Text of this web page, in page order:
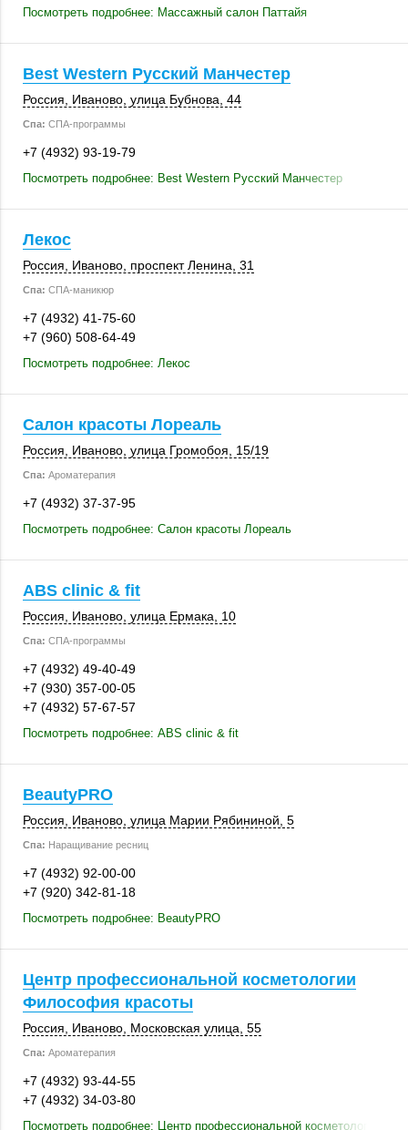
Посмотреть подробнее: Массажный салон Паттайя
Best Western Русский Манчестер
Россия Иваново улица Бубнова, 44
Спа: СПА-программы
+7 (4932) 93-19-79
Посмотреть подробнее: Best Western Русский Манчестер
Лекос
Россия Иваново проспект Ленина, 31
Спа: СПА-маникюр
+7 (4932) 41-75-60
+7 (960) 508-64-49
Посмотреть подробнее: Лекос
Салон красоты Лореаль
Россия Иваново улица Громобоя 15/19
Спа: Ароматерапия
+7 (4932) 37-37-95
Посмотреть подробнее: Салон красоты Лореаль
ABS clinic & fit
Россия Иваново улица Ермака, 10
Спа: СПА-программы
+7 (4932) 49-40-49
+7 (930) 357-00-05
+7 (4932) 57-67-57
Посмотреть подробнее: ABS clinic & fit
BeautyPRO
Россия Иваново , улица Марии Рябининой, 5
Спа: Наращивание ресниц
+7 (4932) 92-00-00
+7 (920) 342-81-18
Посмотреть подробнее: BeautyPRO
Центр профессиональной косметологии
Философия красоты
Россия Иваново , Московская улица, 55
Спа: Ароматерапия
+7 (4932) 93-44-55
+7 (4932) 34-03-80
Посмотреть подробнее: Центр профессиональной косметологии